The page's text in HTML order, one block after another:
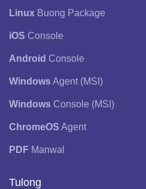
Linux Buong Package
iOS Console
Android Console
WindowsAgent (MSI)
Windows Console (MSI)
ChromeOS Agent
PDF Manwal
Tulong